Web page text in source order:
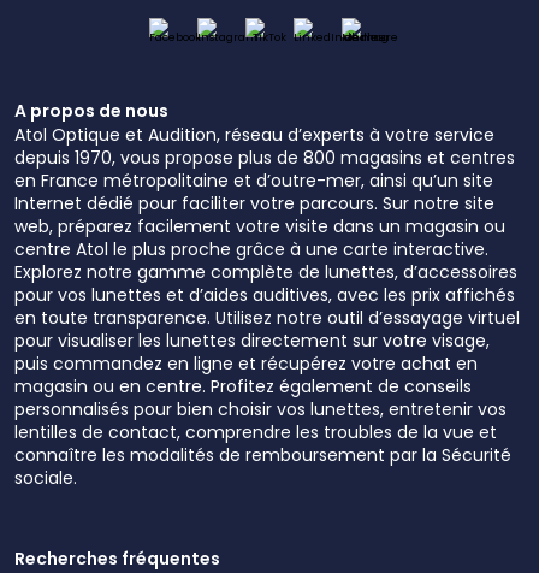
A propos de nous
Atol Optique et Audition, réseau d’experts à votre service
depuis 1970, vous propose plus de 800 magasins et centres
en France métropolitaine et d’outre-mer, ainsi qu’un site
Internet dédié pour faciliter votre parcours. Sur notre site
web, préparez facilement votre visite dans un magasin ou
centre Atol le plus proche grâce à une carte interactive.
Explorez notre gamme complète de lunettes, d’accessoires
pour vos lunettes et d’aides auditives, avec les prix affichés
en toute transparence. Utilisez notre outil d’essayage virtuel
pour visualiser les lunettes directement sur votre visage,
puis commandez en ligne et récupérez votre achat en
magasin ou en centre. Profitez également de conseils
personnalisés pour bien choisir vos lunettes, entretenir vos
lentilles de contact, comprendre les troubles de la vue et
connaître les modalités de remboursement par la Sécurité
sociale.
Recherches fréquentes